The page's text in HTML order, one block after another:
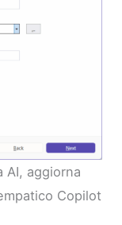
AI, aggiorna
Copilot